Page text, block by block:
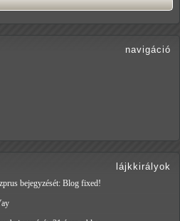
navigáció
lájkkirályok
bejegyzését: Blog fixed!